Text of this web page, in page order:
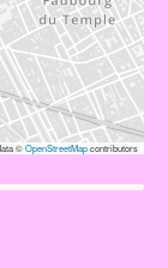
©OpenStreetMapcontributors